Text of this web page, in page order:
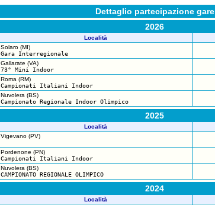
Dettaglio partecipazione gare
2026
Località
Solaro (MI)
Gara Interregionale
Gallarate (VA)
73° Mini Indoor
Roma (RM)
Campionati Italiani Indoor
Nuvolera (BS)
Campionato Regionale Indoor Olimpico
2025
Località
Vigevano (PV)
Pordenone (PN)
Campionati Italiani Indoor
Nuvolera (BS)
CAMPIONATO REGIONALE OLIMPICO
2024
Località